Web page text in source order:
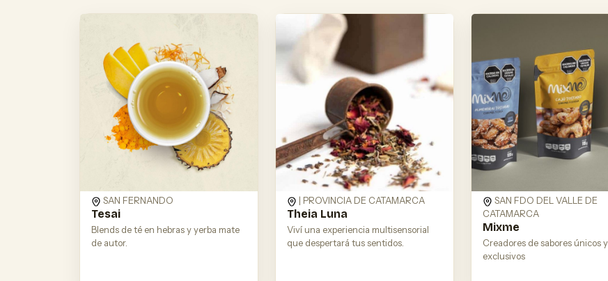
SAN FERNANDO
Tesai
Blends de té en hebras y yerba mate
de autor.
| PROVINCIA DE CATAMARCA
Theia Luna
Viví una experiencia multisensorial
que despertará tus sentidos.
SAN FDO DEL VALLE DE
CATAMARCA
Mixme
Creadores de sabores únicos y
exclusivos